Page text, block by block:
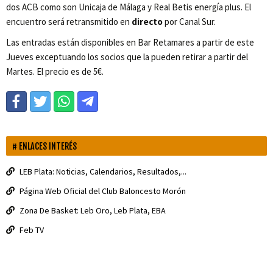
dos ACB como son Unicaja de Málaga y Real Betis energía plus. El
encuentro será retransmitido en directopor Canal Sur.
Las entradas están disponibles en Bar Retamares a partir de este
Jueves exceptuando los socios que la pueden retirar a partir del
Martes. El precio es de 5€.
ENLACES INTERÉS
LEB Plata: Noticias, Calendarios, Resultados,...
Página Web Oficial del Club Baloncesto Morón
Zona De Basket: Leb Oro, Leb Plata, EBA
Feb TV